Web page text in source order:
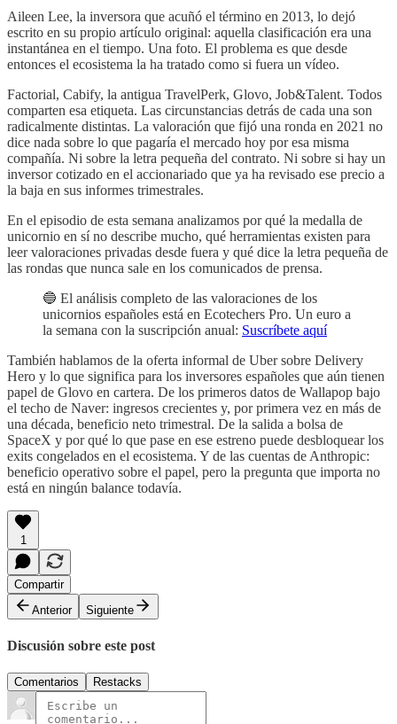
Aileen Lee, la inversora que acuñó el término en 2013, lo dejó
escrito en su propio artículo original: aquella clasificación era una
instantánea en el tiempo. Una foto. El problema es que desde
entonces el ecosistema la ha tratado como si fuera un vídeo.
Factorial, Cabify, la antigua TravelPerk, Glovo, Job&Talent. Todos
comparten esa etiqueta. Las circunstancias detrás de cada una son
radicalmente distintas. La valoración que fijó una ronda en 2021 no
dice nada sobre lo que pagaría el mercado hoy por esa misma
compañía. Ni sobre la letra pequeña del contrato. Ni sobre si hay un
inversor cotizado en el accionariado que ya ha revisado ese precio a
la baja en sus informes trimestrales.
En el episodio de esta semana analizamos por qué la medalla de
unicornio en sí no describe mucho, qué herramientas existen para
leer valoraciones privadas desde fuera y qué dice la letra pequeña de
las rondas que nunca sale en los comunicados de prensa.
🔵 El análisis completo de las valoraciones de los
unicornios españoles está en Ecotechers Pro. Un euro a
la semana con la suscripción anual: Suscríbete aquí
También hablamos de la oferta informal de Uber sobre Delivery
Hero y lo que significa para los inversores españoles que aún tienen
papel de Glovo en cartera. De los primeros datos de Wallapop bajo
el techo de Naver: ingresos crecientes y, por primera vez en más de
una década, beneficio neto trimestral. De la salida a bolsa de
SpaceX y por qué lo que pase en ese estreno puede desbloquear los
exits congelados en el ecosistema. Y de las cuentas de Anthropic:
beneficio operativo sobre el papel, pero la pregunta que importa no
está en ningún balance todavía.
1
Compartir
Anterior
Siguiente
Discusión sobre este post
Comentarios Restacks